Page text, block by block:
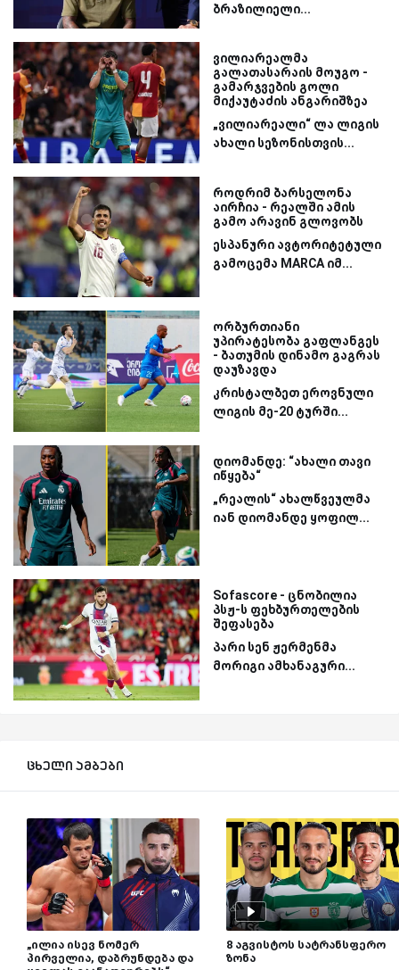
ბრაზილიელი...
ვილიარეალმა
გალათასარაის მოუგო -
გამარჯვების გოლი
მიქაუტაძის ანგარიშზეა
„ვილიარეალი“ ლა ლიგის
ახალი სეზონისთვის...
როდრიმ ბარსელონა
აირჩია - რეალში ამის
გამო არავინ გლოვობს
ესპანური ავტორიტეტული
გამოცემა MARCA იმ...
ორბურთიანი
უპირატესობა გაფლანგეს
- ბათუმის დინამო გაგრას
დაუზავდა
კრისტალბეთ ეროვნული
ლიგის მე-20 ტურში...
დიომანდე: “ახალი თავი
იწყება“
„რეალის“ ახალწვეულმა
იან დიომანდე ყოფილ...
Sofascore - ცნობილია
პსჟ-ს ფეხბურთელების
შეფასება
პარი სენ ჟერმენმა
მორიგი ამხანაგური...
ცხელი ამბები
„ილია ისევ ნომერ
პირველია, დაბრუნდება და
8 აგვისტოს სატრანსფერო
ზონა